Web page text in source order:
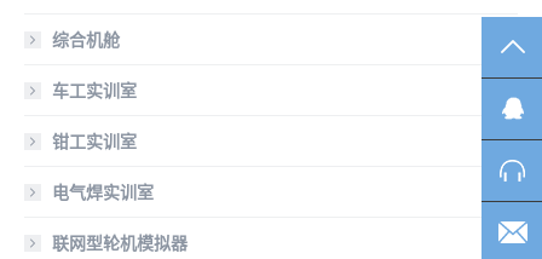
综合机舱
车工实训室
钳工实训室
电气焊实训室
联网型轮机模拟器